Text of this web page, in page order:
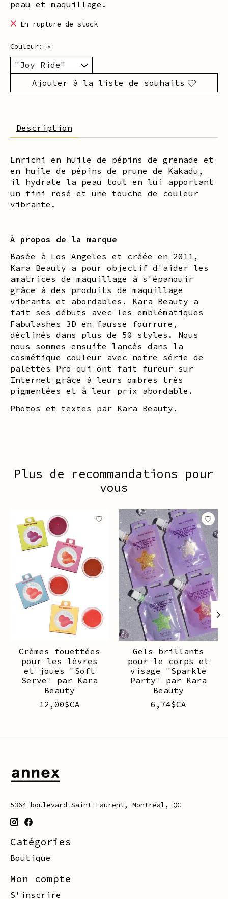
peau et maquillage.
En rupture de stock
Couleur: *
Ajouter à la liste de souhaits
Description
Enrichi en huile de pépins de grenade et
en huile de pépins de prune de Kakadu,
il hydrate la peau tout en lui apportant
un fini rosé et une touche de couleur
vibrante.
À propos de la marque
Basée à Los Angeles et créée en 2011,
Kara Beauty a pour objectif d'aider les
amatrices de maquillage à s'épanouir
grâce à des produits de maquillage
vibrants et abordables. Kara Beauty a
fait ses débuts avec les emblématiques
Fabulashes 3D en fausse fourrure,
déclinés dans plus de 50 styles. Nous
nous sommes ensuite lancés dans la
cosmétique couleur avec notre série de
palettes Pro qui ont fait fureur sur
Internet grâce à leurs ombres très
pigmentées et à leur prix abordable.
Photos et textes par Kara Beauty.
Plus de recommandations pour
vous
Articles du carrousel de produits
Crèmes fouettées
pour les lèvres
et joues "Soft
Serve" par Kara
Beauty
12,00$CA
Gels brillants
pour le corps et
visage "Sparkle
Party" par Kara
Beauty
6,74$CA
5364 boulevard Saint-Laurent, Montréal, QC
Catégories
Boutique
Mon compte
S'inscrire